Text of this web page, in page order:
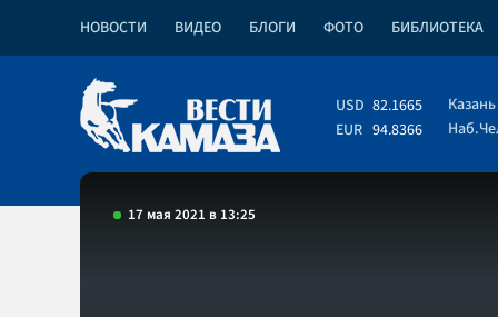
НОВОСТИ ВИДЕО БЛОГИ ФОТО БИБЛИОТЕКА
USD 82.1665
EUR 94.8366
Казань
17 мая 2021 в 13:25